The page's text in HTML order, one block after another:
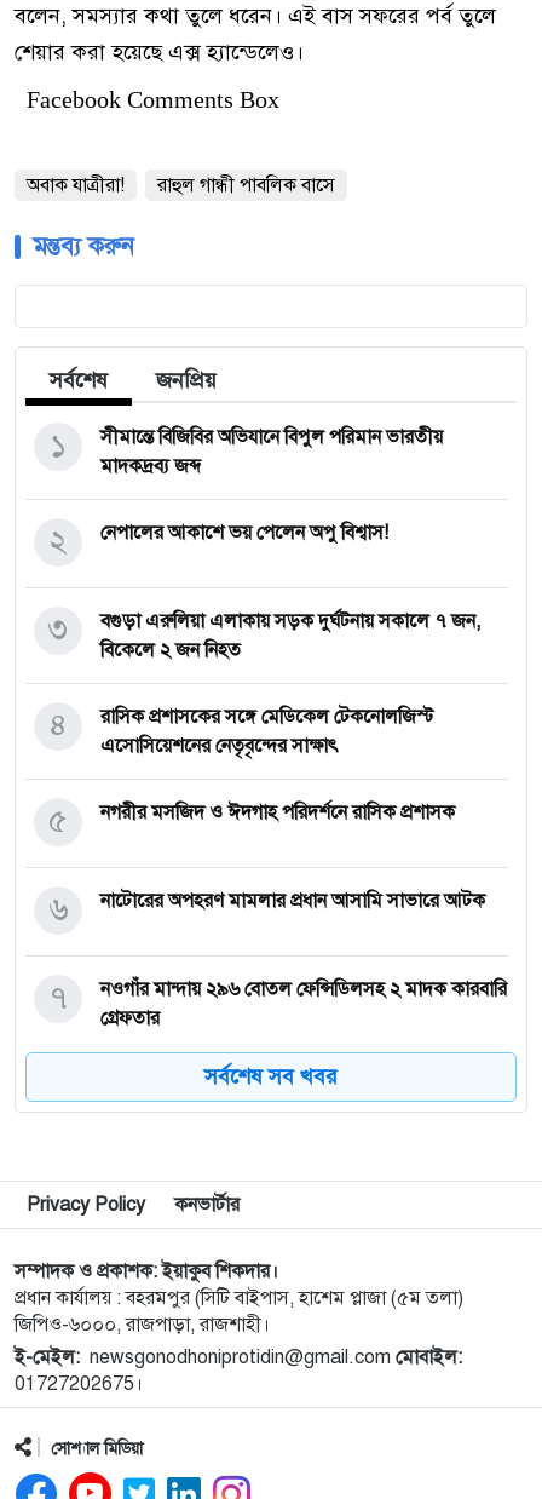
বলেন, সমস্যার কথা তুলে ধরেন। এই বাস সফরের পর্ব তুলে
শেয়ার করা হয়েছে এক্স হ্যান্ডেলেও।
Facebook Comments Box
অবাক যাত্রীরা! রাহুল গান্ধী পাবলিক বাসে
মন্তব্য করুন
সর্বশেষ জনপ্রিয়
সীমান্তে বিজিবির অভিযানে বিপুল পরিমান ভারতীয়
মাদকদ্রব্য জব্দ
১
নেপালের আকাশে ভয় পেলেন অপু বিশ্বাস!
২
বগুড়া এরুলিয়া এলাকায় সড়ক দুর্ঘট্নায় সকালে ৭ জন,
বিকেলে ২ জন নিহত
৩
রাসিক প্রশাসকের সঙ্গে মেডিকেল টেকনোলজিস্ট
এসোসিয়েশনের নেতৃবৃন্দের সাক্ষাৎ
৪
নগরীর মসজিদ ও ঈদগাহ পরিদর্শনে রাসিক প্রশাসক
৫
নাটোরের অপহরণ মামলার প্রধান আসামি সাভারে আটক
৬
নওগাঁর মান্দায় ২৯৬ বোতল ফেন্সিডিলসহ ২ মাদক কারবারি
গ্রেফতার
৭
কিডনি রোগে আক্রান্ত অসহায় রোগীর পাশে পুঠিয়ার
এসিল্যান্ড
৮
নগরীতে মাদকবিরোধী বিশেষ টিমের অভিযানে মাদক
ব্যবসায়ী স্বামী-স্ত্রী গ্রেপ্তার
৯
নগরীতে মাদক বিরোধী পৃথক অভিযানে নারীসহ গ্রেপ্তার ৪
১০
নগরীতে মাসব্যাপী বৃক্ষরোপণ ও চারা বিতরণ কর্মসূচির
উদ্বোধন
১১
থাইল্যান্ডে স্কুলে গুলিতে নিহত ৪, আহত ১৫ শিক্ষার্থী
১২
সর্বশেষ সব খবর
Privacy Policy কনভার্টার
সম্পাদক ও প্রকাশক: ইয়াকুব শিকদার।
প্রধান কার্যালয় : বহরমপুর (সিটি বাইপাস, হাশেম প্লাজা (৫ম তলা)
জিপিও-৬০০০, রাজপাড়া, রাজশাহী।
ই-মেইল: newsgonodhoniprotidin@gmail.com মোবাইল:
01727202675।
সোশ্যাল মিডিয়া